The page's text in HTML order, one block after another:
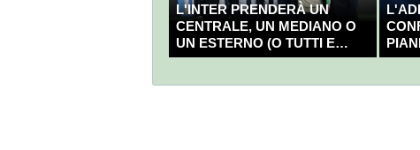
L'INTER PRENDERÀ UN
CENTRALE, UN MEDIANO O
UN ESTERNO (O TUTTI E
TRE?)